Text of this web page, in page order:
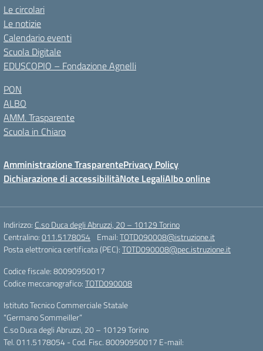
Le circolari
Le notizie
Calendario eventi
Scuola Digitale
EDUSCOPIO – Fondazione Agnelli
PON
ALBO
AMM. Trasparente
Scuola in Chiaro
Amministrazione TrasparentePrivacy Policy
Dichiarazione di accessibilitàNote LegaliAlbo online
Indirizzo: C.so Duca degli Abruzzi, 20 – 10129 Torino
Centralino:011.5178054 Email:TOTD090008@istruzione.it
Posta elettronica certificata (PEC):TOTD090008@pec.istruzione.it
Codice fiscale: 80090950017
Codice meccanografico:TOTD090008
Istituto Tecnico Commerciale Statale
“Germano Sommeiller”
C.so Duca degli Abruzzi, 20 – 10129 Torino
Tel. 011.5178054 - Cod. Fisc. 80090950017 E-mail: